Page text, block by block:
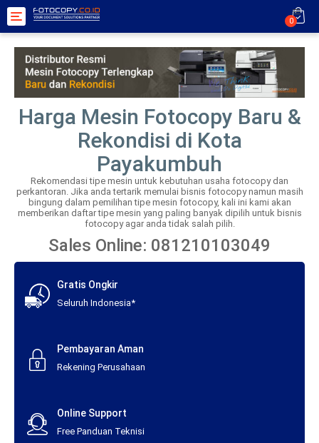
Toggle
navigation
0
Harga Mesin Fotocopy Baru &
Rekondisi di Kota
Payakumbuh
Rekomendasi tipe mesin untuk kebutuhan usaha fotocopy dan
perkantoran. Jika anda tertarik memulai bisnis fotocopy namun masih
bingung dalam pemilihan tipe mesin fotocopy, kali ini kami akan
memberikan daftar tipe mesin yang paling banyak dipilih untuk bisnis
fotocopy agar anda tidak salah pilih.
Sales Online: 081210103049
Gratis Ongkir
Seluruh Indonesia*
Pembayaran Aman
Rekening Perusahaan
Online Support
Free Panduan Teknisi